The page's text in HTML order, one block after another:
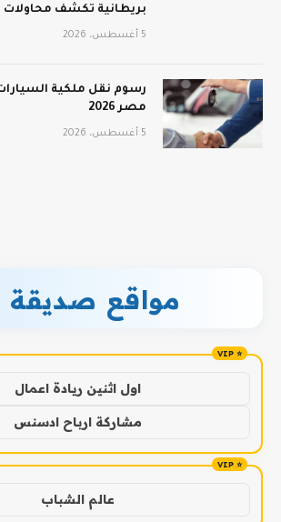
بريطانية تكشف محاولات
5 أغسطس، 2026
رسوم نقل ملكية
مصر 2026
5 أغسطس، 2026
مواقع صديقة
اول اثنين ريادة اعمال
مشاركة ارباح ادسنس
عالم الشباب